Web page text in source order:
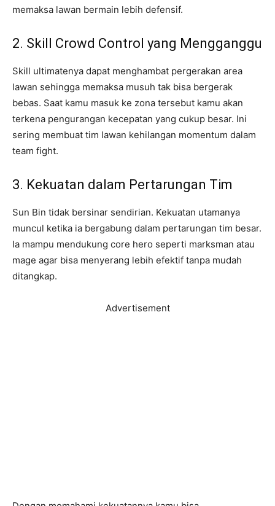
memaksa lawan bermain lebih defensif.
2. Skill Crowd Control yang Mengganggu
Skill ultimatenya dapat menghambat pergerakan area
lawan sehingga memaksa musuh tak bisa bergerak
bebas. Saat kamu masuk ke zona tersebut kamu akan
terkena pengurangan kecepatan yang cukup besar. Ini
sering membuat tim lawan kehilangan momentum dalam
team fight.
3. Kekuatan dalam Pertarungan Tim
Sun Bin tidak bersinar sendirian. Kekuatan utamanya
muncul ketika ia bergabung dalam pertarungan tim besar.
Ia mampu mendukung core hero seperti marksman atau
mage agar bisa menyerang lebih efektif tanpa mudah
ditangkap.
Advertisement